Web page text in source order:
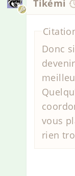
Tikémi
Donc
vous
rien